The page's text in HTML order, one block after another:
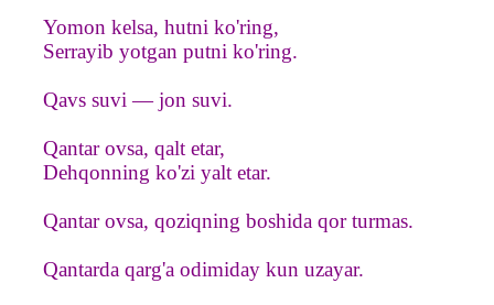
Yomon kelsa, hutni ko'ring,
Serrayib yotgan putni ko'ring.
Qavs suvi — jon suvi.
Qantar ovsa, qalt etar,
Dehqonning ko'zi yalt etar.
Qantar ovsa, qoziqning boshida qor turmas.
Qantarda qarg'a odimiday kun uzayar.